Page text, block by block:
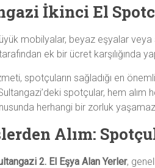
İkinci El
mobilyalar, beyaz eşyalar veya
ek bir ücret karşılığında
spotçuların sağladığı en
spotçular, hem alım
herhangi bir zorluk
Alım:
2. El Eşya Alan Yerler,